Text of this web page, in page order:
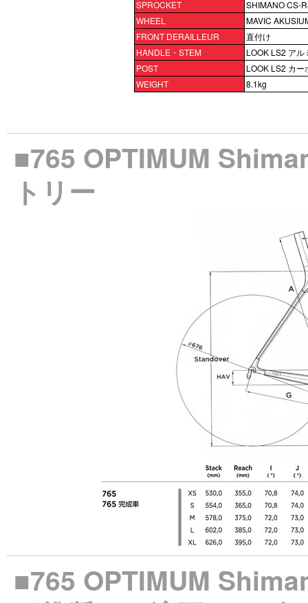
SPROCKET
SHIMANO CS-
WHEEL
MAVIC
FRONT DERAILLEUR
直付け
HANDLE・STEM
LOOK LS2 アル
POST
LOOK LS2 カー
WEIGHT
8.1kg
■765 OPTIMUM
トリー
■765 OPTIMUM